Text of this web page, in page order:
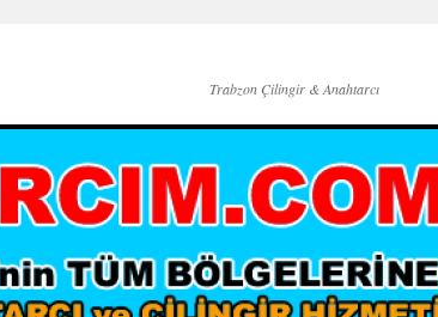
Trabzon Çilingir & Anahtarcı